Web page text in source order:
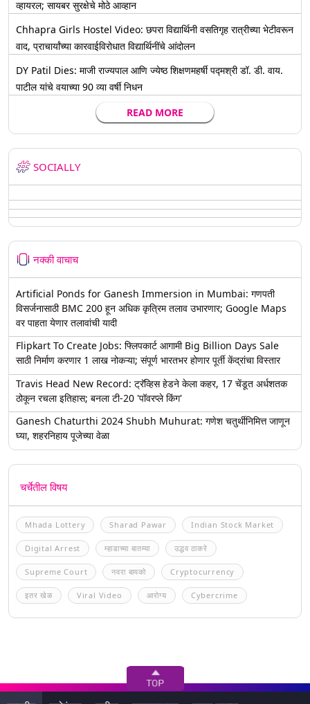
व्हायरल; सायबर सुरक्षेचे मोठे आव्हान
Chhapra Girls Hostel Video: छपरा विद्यार्थिनी वसतिगृह रात्रीच्या भेटीवरून
वाद, प्राचार्यांच्या कारवाईविरोधात विद्यार्थिनींचे आंदोलन
DY Patil Dies: माजी राज्यपाल आणि ज्येष्ठ शिक्षणमहर्षी पद्मश्री डॉ. डी. वाय.
पाटील यांचे वयाच्या 90 व्या वर्षी निधन
READ MORE
SOCIALLY
नक्की वाचाच
Artificial Ponds for Ganesh Immersion in Mumbai: गणपती
विसर्जनासाठी BMC 200 हून अधिक कृत्रिम तलाव उभारणार; Google Maps
वर पाहता येणार तलावांची यादी
Flipkart To Create Jobs: फ्लिपकार्ट आगामी Big Billion Days Sale
साठी निर्माण करणार 1 लाख नोकऱ्या; संपूर्ण भारतभर होणार पूर्ती केंद्रांचा विस्तार
Travis Head New Record: ट्रॅव्हिस हेडने केला कहर, 17 चेंडूत अर्धशतक
ठोकून रचला इतिहास; बनला टी-20 'पॉवरप्ले किंग'
Ganesh Chaturthi 2024 Shubh Muhurat: गणेश चतुर्थीनिमित्त जाणून
घ्या, शहरनिहाय पूजेच्या वेळा
चर्चेतील विषय
Mhada Lottery Sharad Pawar Indian Stock Market
Digital Arrest म्हाडाच्या बातम्या उद्धव ठाकरे
Supreme Court नवरा बायको Cryptocurrency
इतर खेळ Viral Video आरोग्य Cybercrime